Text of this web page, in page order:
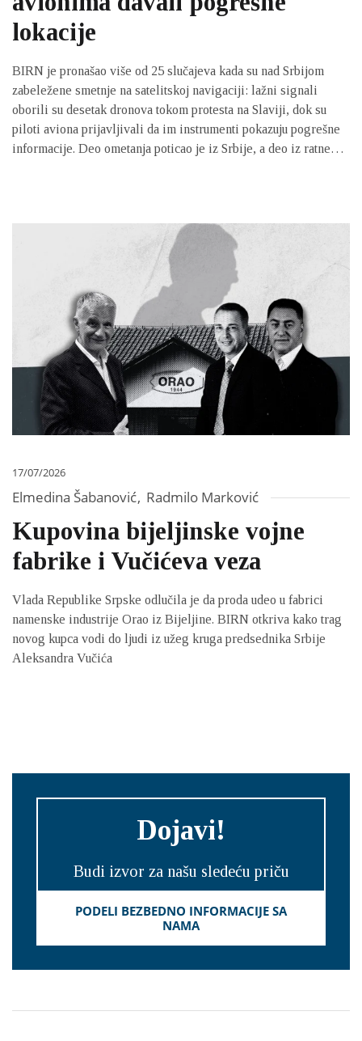
lokacije
BIRN je pronašao više od 25 slučajeva kada su nad Srbijom
zabeležene smetnje na satelitskoj navigaciji: lažni signali
oborili su desetak dronova tokom protesta na Slaviji, dok su
piloti aviona prijavljivali da im instrumenti pokazuju pogrešne
informacije. Deo ometanja poticao je iz Srbije, a deo iz ratne
17/07/2026
Elmedina Šabanović, Radmilo Marković
Kupovina bijeljinske vojne
fabrike i Vučićeva veza
Vlada Republike Srpske odlučila je da proda udeo u fabrici
namenske industrije Orao iz Bijeljine. BIRN otkriva kako trag
novog kupca vodi do ljudi iz užeg kruga predsednika Srbije
Aleksandra Vučića
Dojavi!
Budi izvor za našu sledeću priču
PODELI BEZBEDNO INFORMACIJE SA
NAMA